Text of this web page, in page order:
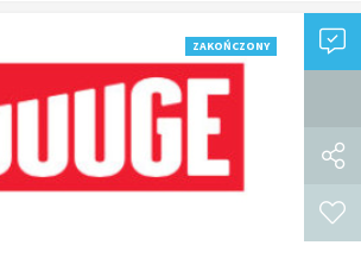
ZAKOŃCZONY